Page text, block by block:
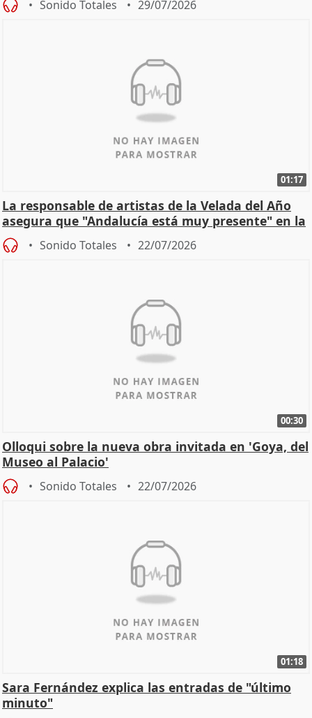
Sonido Totales 29/07/2026
01:17
La responsable de artistas de la Velada del Año
asegura que "Andalucía está muy presente" en la
cita
Sonido Totales 22/07/2026
00:30
Olloqui sobre la nueva obra invitada en 'Goya, del
Museo al Palacio'
Sonido Totales 22/07/2026
01:18
Sara Fernández explica las entradas de "último
minuto"